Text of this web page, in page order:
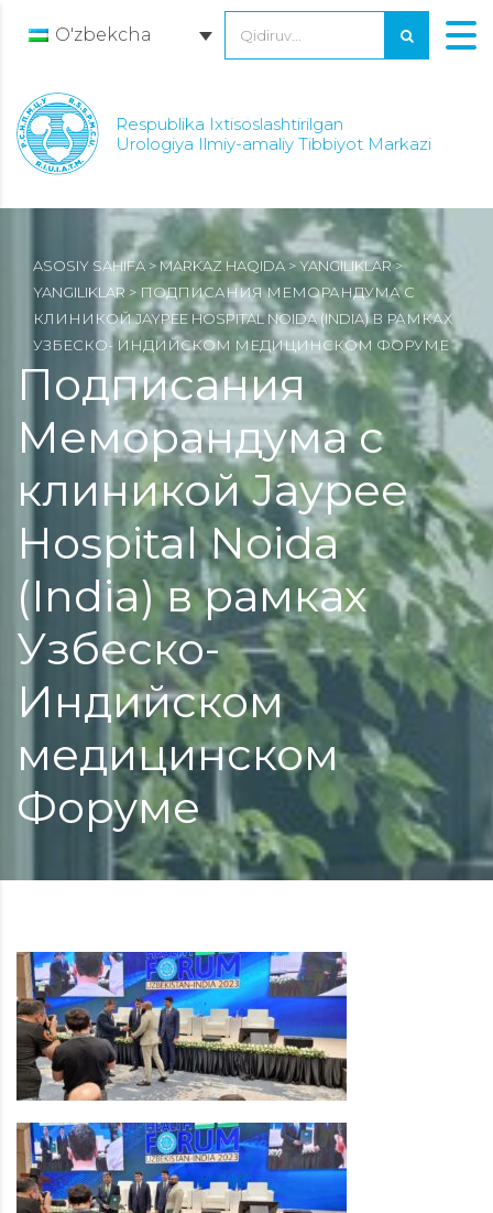
O'zbekcha
Respublika Ixtisoslashtirilgan
Urologiya Ilmiy-amaliy Tibbiyot Markazi
Подписания
Меморандума с
клиникой Jaypee
Hospital Noida
(India) в рамках
Узбеско-
Индийском
медицинском
Форуме
ASOSIY SAHIFA > MARKAZ HAQIDA >YANGILIKLAR>
YANGILIKLAR > ПОДПИСАНИЯ МЕМОРАНДУМА С
КЛИНИКОЙ JAYPEE HOSPITAL NOIDA (INDIA) В РАМКАХ
УЗБЕСКО- ИНДИЙСКОМ МЕДИЦИНСКОМ ФОРУМЕ